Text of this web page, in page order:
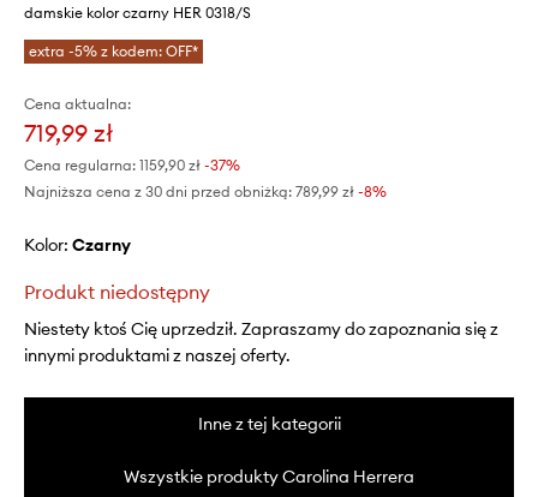
damskie kolor czarny HER 0318/S
extra -5% z kodem: OFF*
Cena aktualna:
719,99 zł
Cena regularna: 1159,90 zł -37%
Najniższa cena z 30 dni przed obniżką: 789,99 zł -8%
Kolor: czarny
Produkt niedostępny
Niestety ktoś Cię uprzedził. Zapraszamy do zapoznania się z
innymi produktami z naszej oferty.
Inne z tej kategorii
Wszystkie produkty Carolina Herrera